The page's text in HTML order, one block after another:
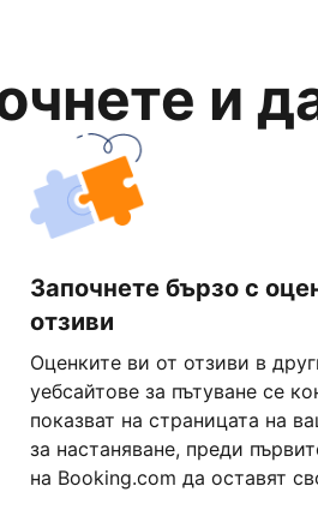
и
Започнете бързо с
отзиви
Оценките ви от отзиви в
уебсайтове за пътуване се
показват на страницата на
за настаняване, преди
на Booking.com да оставят